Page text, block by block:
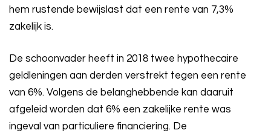
hem rustende bewijslast dat een rente van 7,3%
zakelijk is.
De schoonvader heeft in 2018 twee hypothecaire
geldleningen aan derden verstrekt tegen een rente
van 6%. Volgens de belanghebbende kan daaruit
afgeleid worden dat 6% een zakelijke rente was
ingeval van particuliere financiering. De